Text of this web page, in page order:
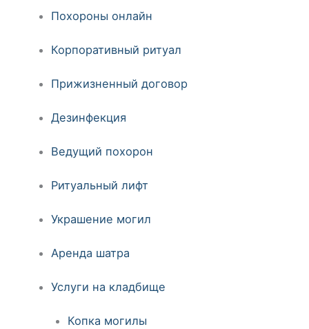
Похороны онлайн
Корпоративный ритуал
Прижизненный договор
Дезинфекция
Ведущий похорон
Ритуальный лифт
Украшение могил
Аренда шатра
Услуги на кладбище
Копка могилы